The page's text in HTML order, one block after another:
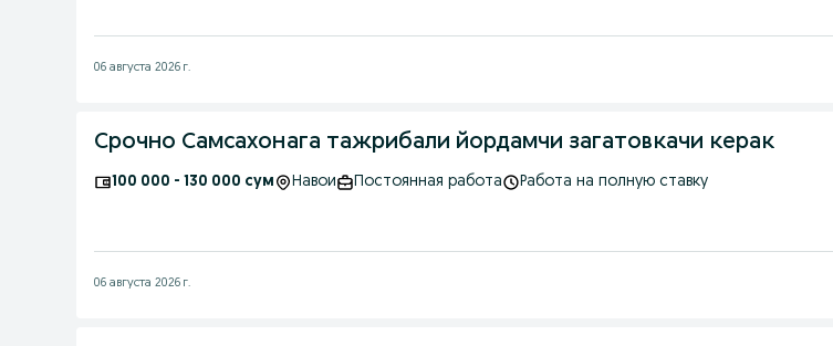
06 августа 2026 г.
Срочно Самсахонага тажрибали йордамчи загатовкачи керак
100 000 - 130 000 сум Навои Постоянная работа Работа на полную ставку
06 августа 2026 г.